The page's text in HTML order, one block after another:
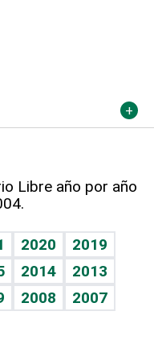
Libre año por año
2020
2019
2014
2013
2008
2007